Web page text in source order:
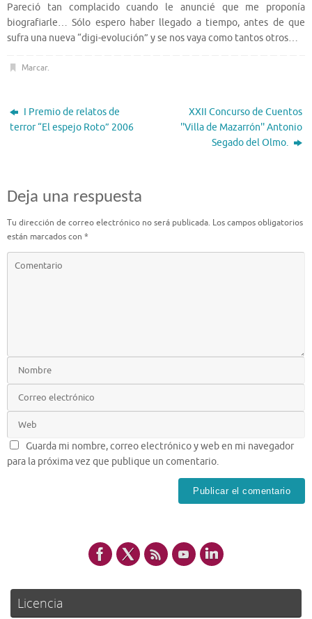
Pareció tan complacido cuando le anuncié que me proponía
biografiarle… Sólo espero haber llegado a tiempo, antes de que
sufra una nueva “digi-evolución” y se nos vaya como tantos otros…
Marcar.
I Premio de relatos de
terror “El espejo Roto” 2006
XXII Concurso de Cuentos
''Villa de Mazarrón'' Antonio
Segado del Olmo.
Deja una respuesta
Tu dirección de correo electrónico no será publicada. Los campos obligatorios
están marcados con *
Guarda mi nombre, correo electrónico y web en mi navegador
para la próxima vez que publique un comentario.
Licencia